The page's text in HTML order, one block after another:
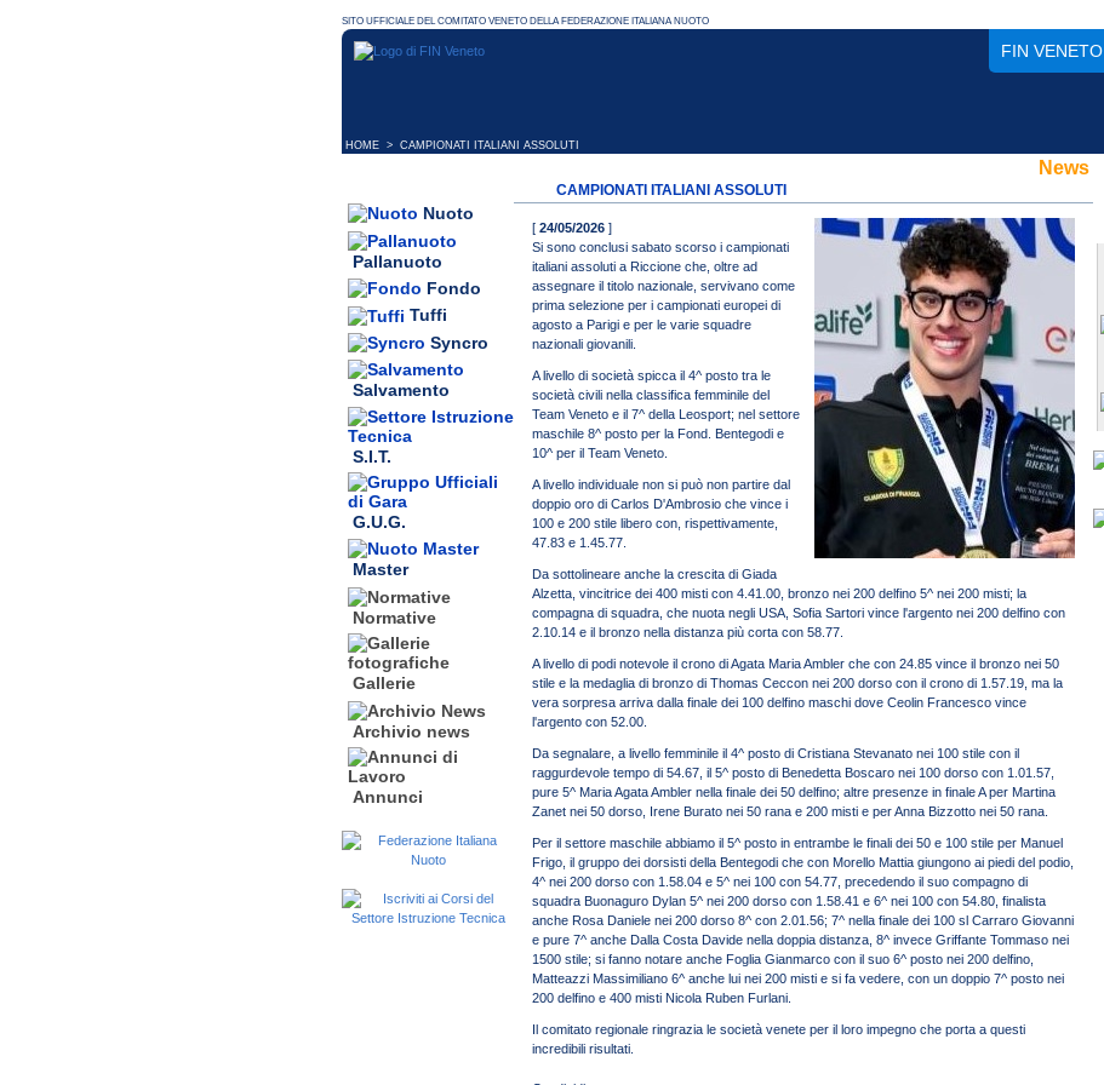
FIN VENETO
HOME > CAMPIONATI ITALIANI ASSOLUTI
Nuoto
Pallanuoto
Fondo
Tuffi
Syncro
Salvamento
S.I.T.
G.U.G.
Master
Normative
Gallerie
Archivio news
Annunci
News
CAMPIONATI ITALIANI ASSOLUTI
[ 24/05/2026 ]
Si sono conclusi sabato scorso i campionati
italiani assoluti a Riccione che, oltre ad
assegnare il titolo nazionale, servivano come
prima selezione per i campionati europei di
agosto a Parigi e per le varie squadre
nazionali giovanili.
A livello di società spicca il 4^ posto tra le
società civili nella classifica femminile del
Team Veneto e il 7^ della Leosport; nel settore
maschile 8^ posto per la Fond. Bentegodi e
10^ per il Team Veneto.
A livello individuale non si può non partire dal
doppio oro di Carlos D'Ambrosio che vince i
100 e 200 stile libero con, rispettivamente,
47.83 e 1.45.77.
Da sottolineare anche la crescita di Giada
Alzetta, vincitrice dei 400 misti con 4.41.00, bronzo nei 200 delfino 5^ nei 200 misti; la
compagna di squadra, che nuota negli USA, Sofia Sartori vince l'argento nei 200 delfino con
2.10.14 e il bronzo nella distanza più corta con 58.77.
A livello di podi notevole il crono di Agata Maria Ambler che con 24.85 vince il bronzo nei 50
stile e la medaglia di bronzo di Thomas Ceccon nei 200 dorso con il crono di 1.57.19, ma la
vera sorpresa arriva dalla finale dei 100 delfino maschi dove Ceolin Francesco vince
l'argento con 52.00.
Da segnalare, a livello femminile il 4^ posto di Cristiana Stevanato nei 100 stile con il
raggurdevole tempo di 54.67, il 5^ posto di Benedetta Boscaro nei 100 dorso con 1.01.57,
pure 5^ Maria Agata Ambler nella finale dei 50 delfino; altre presenze in finale A per Martina
Zanet nei 50 dorso, Irene Burato nei 50 rana e 200 misti e per Anna Bizzotto nei 50 rana.
Per il settore maschile abbiamo il 5^ posto in entrambe le finali dei 50 e 100 stile per Manuel
Frigo, il gruppo dei dorsisti della Bentegodi che con Morello Mattia giungono ai piedi del podio,
4^ nei 200 dorso con 1.58.04 e 5^ nei 100 con 54.77, precedendo il suo compagno di
squadra Buonaguro Dylan 5^ nei 200 dorso con 1.58.41 e 6^ nei 100 con 54.80, finalista
anche Rosa Daniele nei 200 dorso 8^ con 2.01.56; 7^ nella finale dei 100 sl Carraro Giovanni
e pure 7^ anche Dalla Costa Davide nella doppia distanza, 8^ invece Griffante Tommaso nei
1500 stile; si fanno notare anche Foglia Gianmarco con il suo 6^ posto nei 200 delfino,
Matteazzi Massimiliano 6^ anche lui nei 200 misti e si fa vedere, con un doppio 7^ posto nei
200 delfino e 400 misti Nicola Ruben Furlani.
Il comitato regionale ringrazia le società venete per il loro impegno che porta a questi
incredibili risultati.